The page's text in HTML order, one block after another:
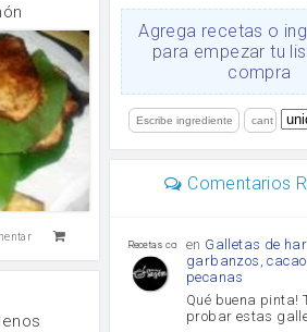
Agrega recetas o
para empezar tu
compra
Comentarios
Recetas con sazon
en Galletas de
garbanzos, cacao
pecanas
Qué buena pinta!
probar estas